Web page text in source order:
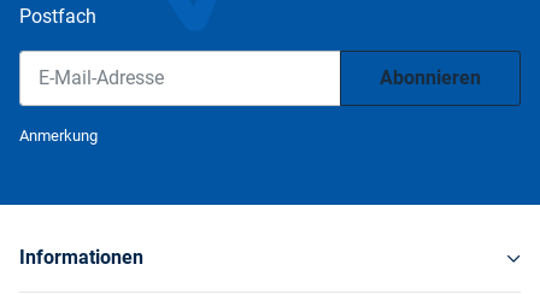
Postfach
Abonnieren
Anmerkung
Informationen